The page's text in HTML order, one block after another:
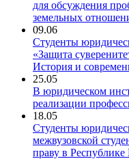
для обсуждения
земельных
09.06
Студенты
«Защита
История и
25.05
В юридическом
реализации
18.05
Студенты
межвузовской
праву в